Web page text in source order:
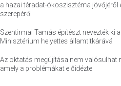
a hazai téradat-ökoszisztéma jövőjéről
szerepéről
Szentirmai Tamás építészt nevezték ki
Minisztérium helyettes államtitkárává
Az oktatás megújítása nem valósulhat
amely a problémákat előidézte